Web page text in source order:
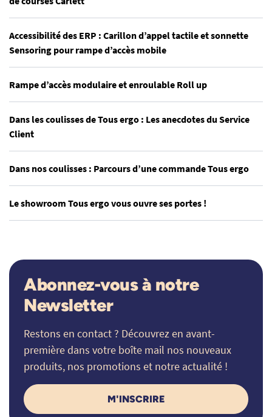
Accessibilité des ERP : Carillon d’appel tactile et sonnette
Sensoring pour rampe d’accès mobile
Rampe d’accès modulaire et enroulable Roll up
Dans les coulisses de Tous ergo : Les anecdotes du Service
Client
Dans nos coulisses : Parcours d’une commande Tous ergo
Le showroom Tous ergo vous ouvre ses portes !
Abonnez-vous à notre
Newsletter
Restons en contact ? Découvrez en avant-
première dans votre boîte mail nos nouveaux
produits, nos promotions et notre actualité !
M'INSCRIRE